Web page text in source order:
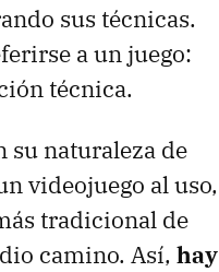
sus técnicas.
a un juego:
técnica.
su naturaleza de
videojuego al uso,
tradicional de
camino. Así, hay